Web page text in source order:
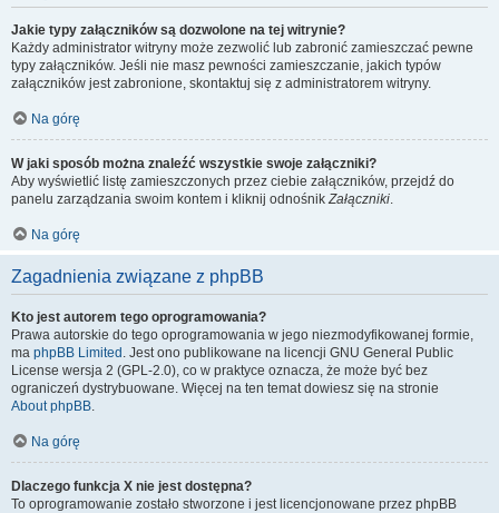
Jakie typy załączników są dozwolone na tej witrynie?
Każdy administrator witryny może zezwolić lub zabronić zamieszczać pewne
typy załączników. Jeśli nie masz pewności zamieszczanie, jakich typów
załączników jest zabronione, skontaktuj się z administratorem witryny.
Na górę
W jaki sposób można znaleźć wszystkie swoje załączniki?
Aby wyświetlić listę zamieszczonych przez ciebie załączników, przejdź do
panelu zarządzania swoim kontem i kliknij odnośnikZałączniki.
Na górę
Zagadnienia związane z phpBB
Kto jest autorem tego oprogramowania?
Prawa autorskie do tego oprogramowania w jego niezmodyfikowanej formie,
ma phpBB Limited . Jest ono publikowane na licencji GNU General Public
License wersja 2 (GPL-2.0), co w praktyce oznacza, że może być bez
ograniczeń dystrybuowane. Więcej na ten temat dowiesz się na stronie
About phpBB.
Na górę
Dlaczego funkcja X nie jest dostępna?
To oprogramowanie zostało stworzone i jest licencjonowane przez phpBB